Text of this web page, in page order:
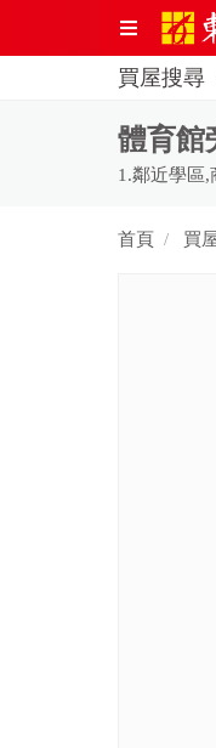
買屋搜尋
體育館
首頁 買